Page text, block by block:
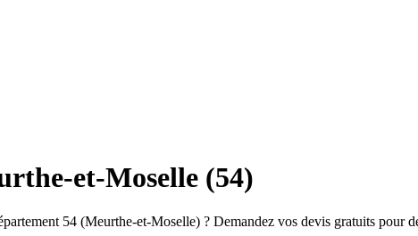
et-Moselle (54)
54 (Meurthe-et-Moselle) ? Demandez vos devis gratuits pour